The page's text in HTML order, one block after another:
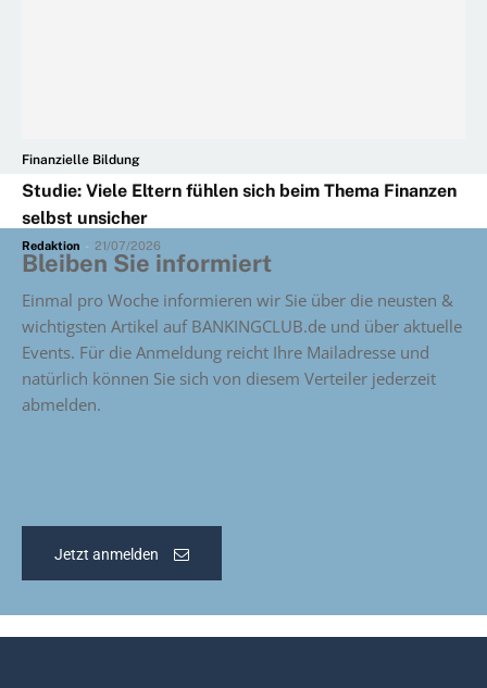
Finanzielle Bildung
Studie: Viele Eltern fühlen sich beim Thema Finanzen
selbst unsicher
Redaktion - 21/07/2026
Bleiben Sie informiert
Einmal pro Woche informieren wir Sie über die neusten &
wichtigsten Artikel auf BANKINGCLUB.de und über aktuelle
Events. Für die Anmeldung reicht Ihre Mailadresse und
natürlich können Sie sich von diesem Verteiler jederzeit
abmelden.
Jetzt anmelden